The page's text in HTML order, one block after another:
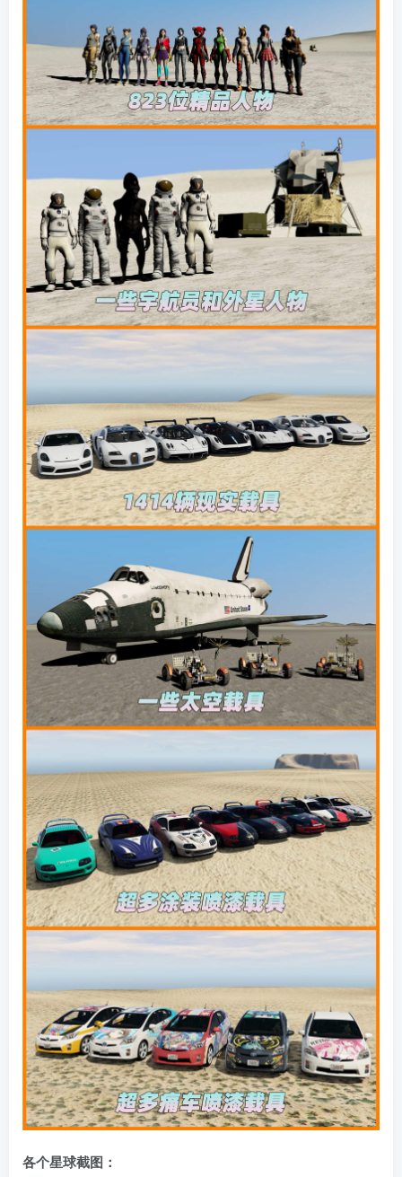
各个星球截图：